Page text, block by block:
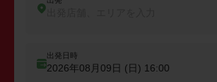
出発日時
2026年08月09日 (日) 16:00